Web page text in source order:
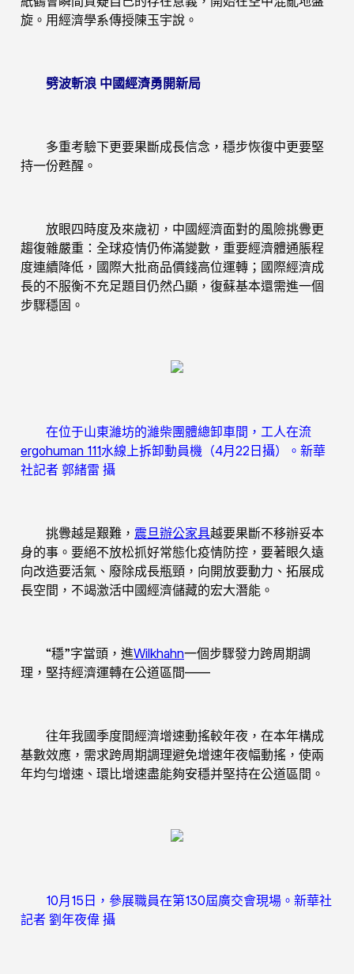
旋。用經濟學系傳授陳玉宇說。
劈波斬浪 中國經濟勇開新局
多重考驗下更要果斷成長信念，穩步恢復中更要堅
持一份甦醒。
放眼四時度及來歲初，中國經濟面對的風險挑釁更
趨復雜嚴重：全球疫情仍佈滿變數，重要經濟體通脹程
度連續降低，國際大批商品價錢高位運轉；國際經濟成
長的不服衡不充足題目仍然凸顯，復蘇基本還需進一個
步驟穩固。
在位于山東濰坊的濰柴團體總卸車間，工人在流
ergohuman 111水線上拆卸動員機（4月22日攝）。新華
社記者 郭緒雷 攝
挑釁越是艱難， 震旦辦公家具越要果斷不移辦妥本
身的事。要絕不放松抓好常態化疫情防控，要著眼久遠
向改造要活氣、廢除成長瓶頸，向開放要動力、拓展成
長空間，不竭激活中國經濟儲藏的宏大潛能。
“穩”字當頭，進Wilkhahn一個步驟發力跨周期調
理，堅持經濟運轉在公道區間——
往年我國季度間經濟增速動搖較年夜，在本年構成
基數效應，需求跨周期調理避免增速年夜幅動搖，使兩
年均勻增速、環比增速盡能夠安穩并堅持在公道區間。
10月15日，參展職員在第130屆廣交會現場。新華社
記者 劉年夜偉 攝